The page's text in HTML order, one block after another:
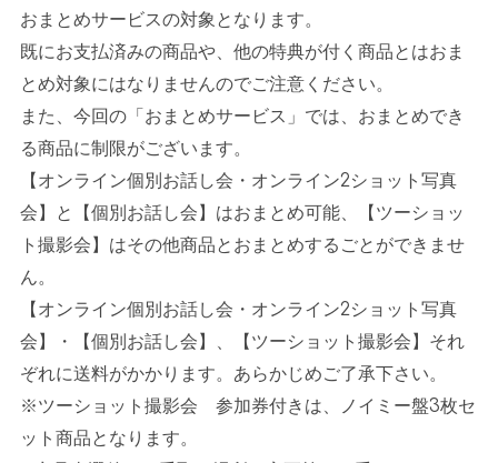
おまとめサービスの対象となります。
既にお支払済みの商品や、他の特典が付く商品とはおま
とめ対象にはなりませんのでご注意ください。
また、今回の「おまとめサービス」では、おまとめでき
る商品に制限がございます。
【オンライン個別お話し会・オンライン2ショット写真
会】と【個別お話し会】はおまとめ可能、【ツーショッ
ト撮影会】はその他商品とおまとめするごとができませ
ん。
【オンライン個別お話し会・オンライン2ショット写真
会】・【個別お話し会】、【ツーショット撮影会】それ
ぞれに送料がかかります。あらかじめご了承下さい。
※ツーショット撮影会 参加券付きは、ノイミー盤3枚セ
ット商品となります。